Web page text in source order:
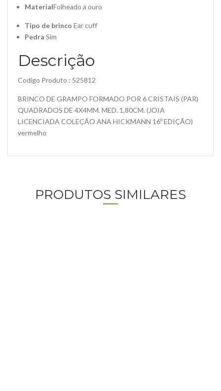
MaterialFolheado a ouro
Tipo de brinco Ear cuff
Pedra Sim
Descrição
Codigo Produto : 525812
BRINCO DE GRAMPO FORMADO POR 6 CRISTAIS (PAR)
QUADRADOS DE 4X4MM. MED. 1,80CM. (JOIA
LICENCIADA COLEÇÃO ANA HICKMANN 16º EDIÇÃO)
vermelho
PRODUTOS SIMILARES